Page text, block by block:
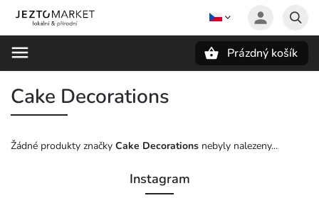
Prázdný košík
Cake Decorations
Žádné produkty značky Cake Decorations nebyly nalezeny...
Instagram